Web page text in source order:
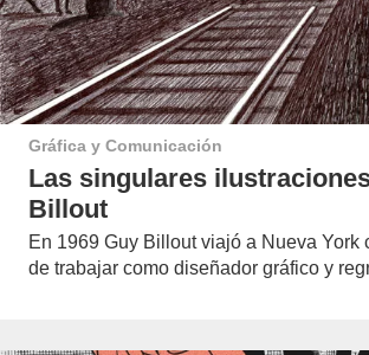
Gráfica y Comunicación
Las singulares
Billout
En 1969 Guy Billout viajó a Nueva York
de trabajar como diseñador gráfico y